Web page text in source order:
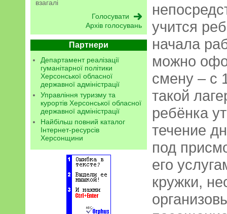
взагалі
Архів голосувань
Партнери
Департамент реалізації
гуманітарної політики
Херсонської обласної
державної адміністрації
Управління туризму та
курортів Херсонської обласної
державної адміністрації
Найбільш повний каталог
Інтернет-ресурсів
Херсонщини
учится
начала
можно
смену – с
такой
ребёнка
течение
под
его
кружки,